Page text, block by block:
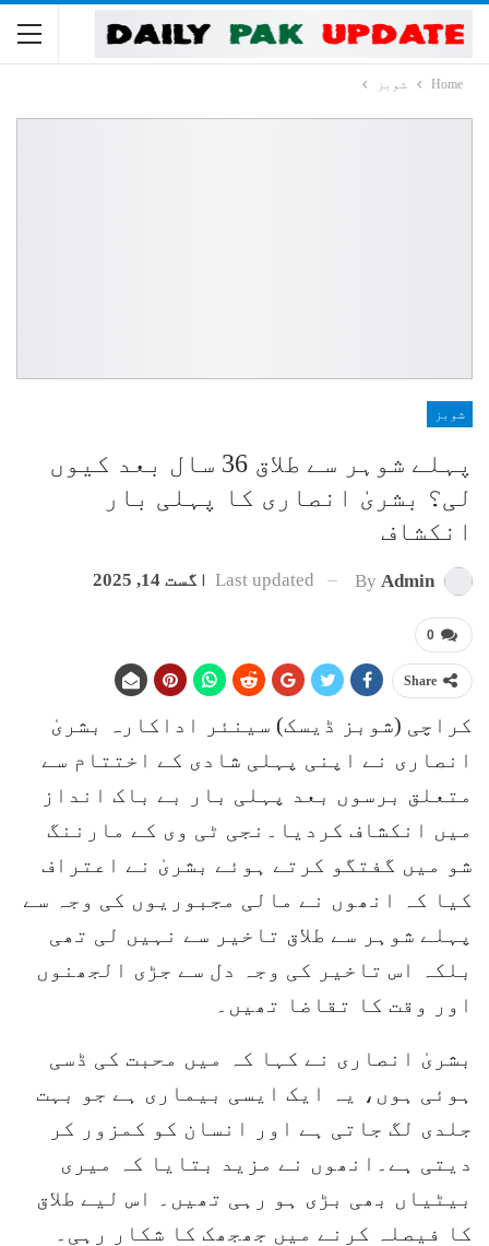
Home شوبز
شوبز
پہلے شوہر سے طلاق 36 سال بعد کیوں
لی؟ بشریٰ انصاری کا پہلی بار
انکشاف
By Admin
Last updated اگست 14, 2025
0
Share
کراچی (شوبز ڈیسک) سینئر اداکارہ بشریٰ
انصاری نے اپنی پہلی شادی کے اختتام سے
متعلق برسوں بعد پہلی بار بے باک انداز
میں انکشاف کردیا۔نجی ٹی وی کے مارننگ
شو میں گفتگو کرتے ہوئے بشریٰ نے اعتراف
کیا کہ انھوں نے مالی مجبوریوں کی وجہ سے
پہلے شوہر سے طلاق تاخیر سے نہیں لی تھی
بلکہ اس تاخیر کی وجہ دل سے جڑی الجھنوں
اور وقت کا تقاضا تھیں۔
بشریٰ انصاری نے کہا کہ میں محبت کی ڈسی
ہوئی ہوں، یہ ایک ایسی بیماری ہے جو بہت
جلدی لگ جاتی ہے اور انسان کو کمزور کر
دیتی ہے۔انھوں نے مزید بتایا کہ میری
بیٹیاں بھی بڑی ہو رہی تھیں۔ اس لیے طلاق
کا فیصلہ کرنے میں جھجھک کا شکار رہی۔